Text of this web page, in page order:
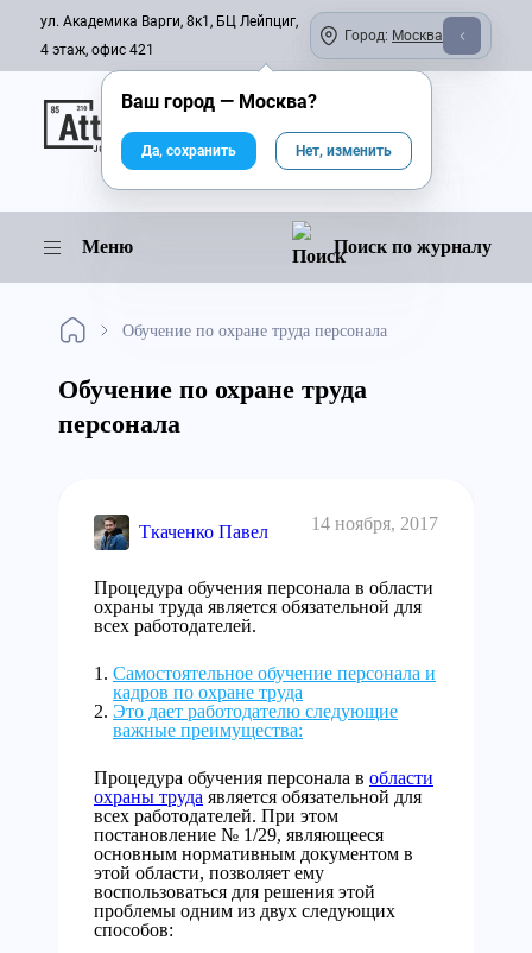
ул. Академика Варги, 8к1, БЦ Лейпциг,
4 этаж, офис 421
Город: Москва
Онлайн-журнал
Меню Поиск по журналу
Обучение по охране труда персонала
Обучение по охране труда
персонала
Ткаченко Павел 14 ноября, 2017
Процедура обучения персонала в области
охраны труда является обязательной для
всех работодателей.
Самостоятельное обучение персонала и
кадров по охране труда
Это дает работодателю следующие
важные преимущества:
Процедура обучения персонала в области
охраны труда является обязательной для
всех работодателей. При этом
постановление № 1/29, являющееся
основным нормативным документом в
этой области, позволяет ему
воспользоваться для решения этой
проблемы одним из двух следующих
способов:
Ваш город — Москва?
Да, сохранить Нет, изменить